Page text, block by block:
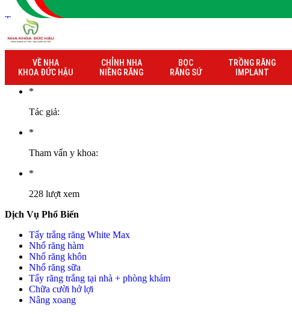
VỀ NHA
KHOA ĐỨC HẬU
CHỈNH NHA
NIỀNG RĂNG
BỌC
RĂNG SỨ
TRỒNG RĂNG
IMPLANT
Trang chủ» Thông tin bảo hành khách hàng Khúc Thị Dung
Thông tin bảo hành khách hàng Khúc Thị Dung
22/02/2024
*
Tác giả:
*
Tham vấn y khoa:
*
228 lượt xem
Dịch Vụ Phổ Biến
Tẩy trắng răng White Max
Nhổ răng hàm
Nhổ răng khôn
Nhổ răng sữa
Tẩy răng trắng tại nhà + phòng khám
Chữa cười hở lợi
Nâng xoang